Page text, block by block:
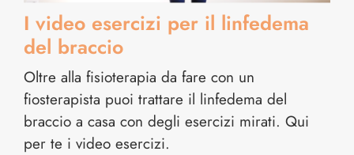
I video esercizi per il linfedema
del braccio
Oltre alla fisioterapia da fare con un
fiosterapista puoi trattare il linfedema del
braccio a casa con degli esercizi mirati. Qui
per te i video esercizi.